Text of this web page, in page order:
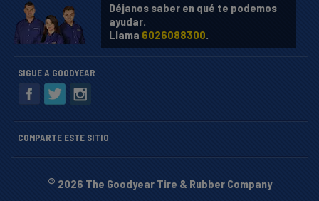
Déjanos saber en qué te podemos
ayudar.
Llama 6026088300.
SIGUE A GOODYEAR
COMPARTE ESTE SITIO
© 2026 The Goodyear Tire & Rubber Company